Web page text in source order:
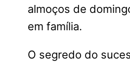
almoços de
em família.
O segredo do